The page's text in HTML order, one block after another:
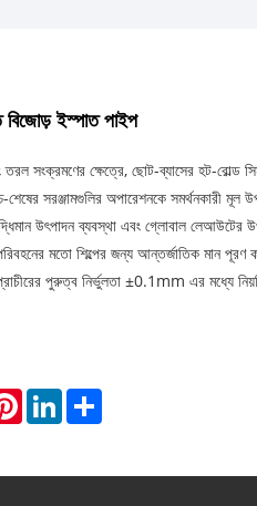
বিজোড় ইস্পাত পাইপ
তরল সংক্রমণের ক্ষেত্রে, ছোট-ব্যাসের হট-রোল্ড
শেষের সরঞ্জামগুলির অপারেশনকে
উৎপাদন ব্যবস্থা এবং গ্লোবাল লেআউটের
পরিবহনের মতো শিল্পের জন্য আন্তর্জাতিক
পুরুত্ব নির্ভুলতা ±0.1mm এর মধ্যে
PinterestLinkedIn